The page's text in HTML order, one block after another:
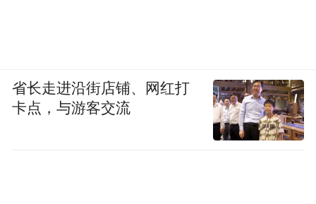
省长走进沿街店铺、网红打
卡点，与游客交流